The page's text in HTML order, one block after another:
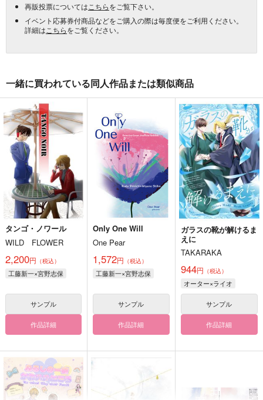
再販投票については こちらをご覧下さい。
イベント応募券付商品などをご購入の際は毎度便をご利用ください。
詳細は こちらをご覧ください。
一緒に買われている同人作品または類似商品
タンゴ・ノワール
WILD FLOWER
2,200円 （税込）
工藤新一×宮野志保
サンプル
作品詳細
Only One Will
One Pear
1,572円 （税込）
工藤新一×宮野志保
サンプル
作品詳細
ガラスの靴が解けるま
えに
TAKARAKA
944円 （税込）
オーター×ライオ
サンプル
作品詳細